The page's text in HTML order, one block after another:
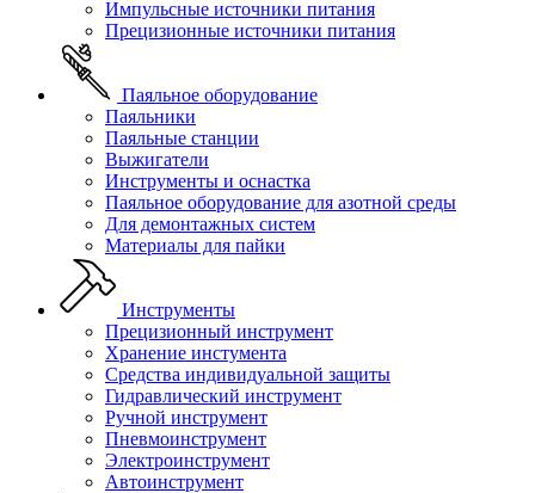
Импульсные источники питания
Прецизионные источники питания
Паяльное оборудование
Паяльники
Паяльные станции
Выжигатели
Инструменты и оснастка
Паяльное оборудование для азотной среды
Для демонтажных систем
Материалы для пайки
Инструменты
Прецизионный инструмент
Хранение инстумента
Средства индивидуальной защиты
Гидравлический инструмент
Ручной инструмент
Пневмоинструмент
Электроинструмент
Автоинструмент